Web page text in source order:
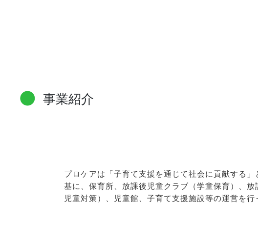
● 事業紹介
プロケアは「子育て支援を通じて社会に貢献する
基に、保育所、放課後児童クラブ（学童保育）、放
児童対策）、児童館、子育て支援施設等の運営を行